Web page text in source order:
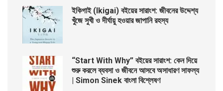
ইকিগাই (Ikigai) বইয়ের সারাংশ: জীবনের উদ্দেশ্য
খুঁজে সুখী ও দীর্ঘায়ু হওয়ার জাপানি রহস্য
“Start With Why” বইয়ের সারাংশ: কেন দিয়ে
শুরু করলে ব্যবসা ও জীবনে আসবে অসাধারণ সাফল্য
| Simon Sinek বাংলা বিশ্লেষণ